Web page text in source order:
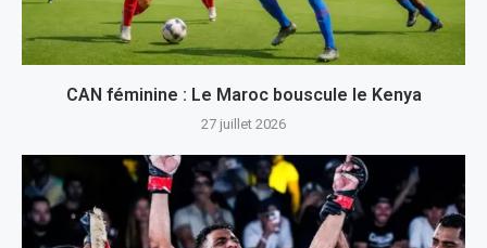
CAN féminine : Le Maroc bouscule le Kenya
27 juillet 2026